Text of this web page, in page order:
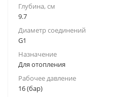
Глубина, см
9.7
Диаметр соединений
G1
Назначение
Для отопления
Рабочее давление
16 (бар)